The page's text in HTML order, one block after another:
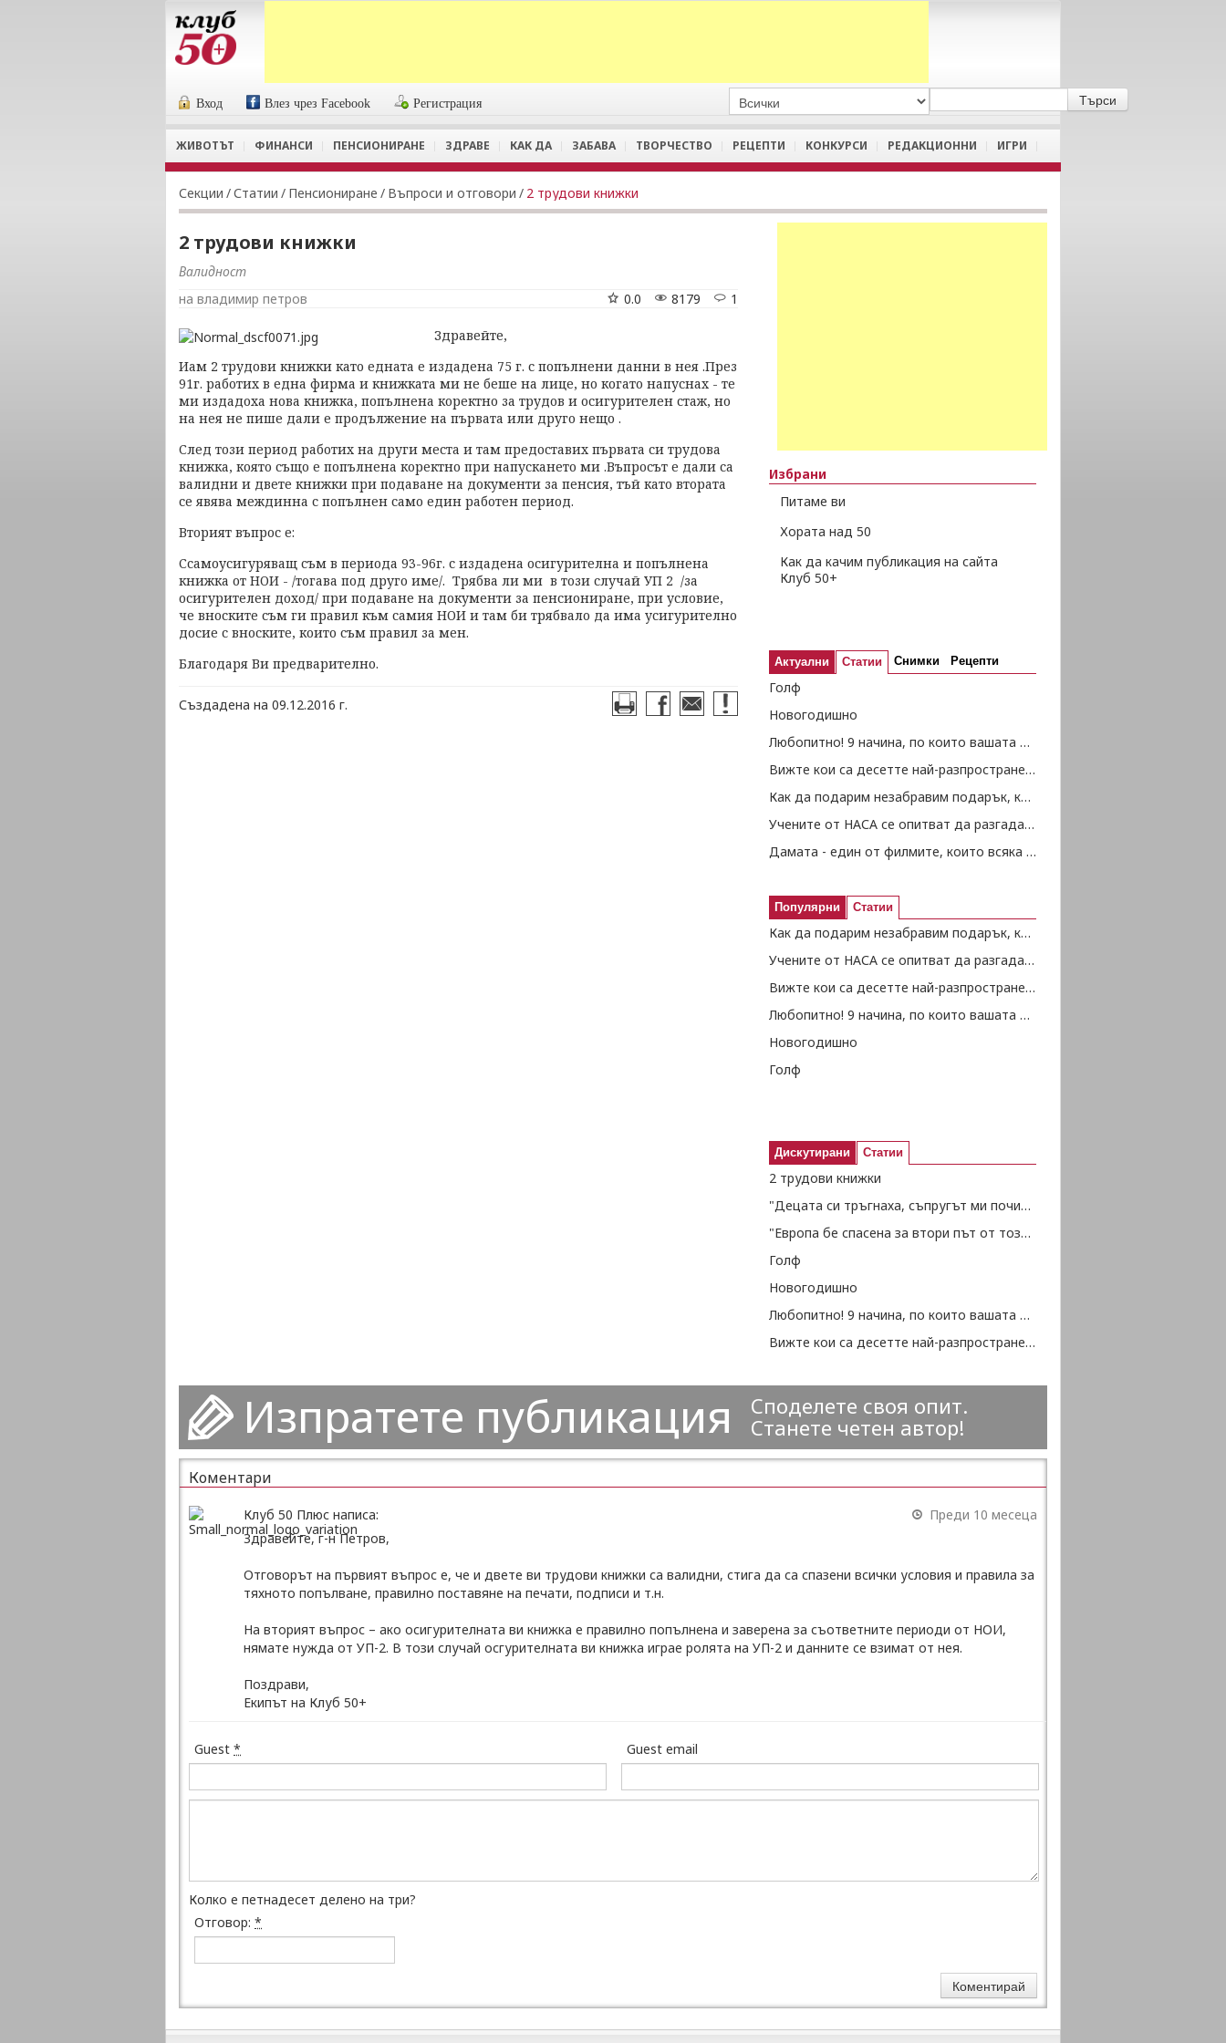
Вход Влез чрез Facebook Регистрация
ЖИВОТЪТ ФИНАНСИ ПЕНСИОНИРАНЕ ЗДРАВЕ КАК ДА ЗАБАВА ТВОРЧЕСТВО РЕЦЕПТИ КОНКУРСИ РЕДАКЦИОННИ ИГРИ
Секции /Статии / Пенсиониране / Въпроси и отговори / 2 трудови книжки
2 трудови книжки
Валидност
на владимир петров
1
8179
0.0
Здравейте,
Иам 2 трудови книжки като едната е издадена 75 г. с попълнени данни в нея .През
91г. работих в една фирма и книжката ми не беше на лице, но когато напуснах - те
ми издадоха нова книжка, попълнена коректно за трудов и осигурителен стаж, но
на нея не пише дали е продължение на първата или друго нещо .
След този период работих на други места и там предоставих първата си трудова
книжка, която също е попълнена коректно при напускането ми .Въпросът е дали са
валидни и двете книжки при подаване на документи за пенсия, тъй като втората
се явява междинна с попълнен само един работен период.
Вторият въпрос е:
Ссамоусигуряващ съм в периода 93-96г. с издадена осигурителна и попълнена
книжка от НОИ - /тогава под друго име/. Трябва ли ми в този случай УП 2 /за
осигурителен доход/ при подаване на документи за пенсиониране, при условие,
че вноските съм ги правил към самия НОИ и там би трябвало да има усигурително
досие с вноските, които съм правил за мен.
Благодаря Ви предварително.
Създадена на 09.12.2016 г.
Избрани
Питаме ви
Хората над 50
Как да качим публикация на сайта
Клуб 50+
Актуални Статии Снимки Рецепти
Голф
Новогодишно
Любопитно! 9 начина, по които вашата половинка влияе на вашето здраве (част 2)
Вижте кои са десетте най-разпространени езика в света (част 2)
Как да подарим незабравим подарък, който няма да ни струва нищо? Вижте някои идеи тук!
Учените от НАСА се опитват да разгадаят феномена „Дуранкулак“
Дамата - един от филмите, които всяка жена трябва да гледа
Популярни Статии
Как да подарим незабравим подарък, който няма да ни струва нищо? Вижте някои идеи тук!
Учените от НАСА се опитват да разгадаят феномена „Дуранкулак“
Вижте кои са десетте най-разпространени езика в света (част 2)
Любопитно! 9 начина, по които вашата половинка влияе на вашето здраве (част 2)
Новогодишно
Голф
Дискутирани Статии
2 трудови книжки
"Децата си тръгнаха, съпругът ми почина и къщата остана празна"
"Европа бе спасена за втори път от този малък народ" - Теодор Рузвелт
Голф
Новогодишно
Любопитно! 9 начина, по които вашата половинка влияе на вашето здраве (част 2)
Вижте кои са десетте най-разпространени езика в света (част 2)
Изпратете публикация
Споделете своя опит.
Станете четен автор!
Коментари
Клуб 50 Плюс написа:
Преди 10 месеца
Здравейте, г-н Петров,
Отговорът на първият въпрос е, че и двете ви трудови книжки са валидни, стига да са спазени всички условия и правила за
тяхното попълване, правилно поставяне на печати, подписи и т.н.
На вторият въпрос – ако осигурителната ви книжка е правилно попълнена и заверена за съответните периоди от НОИ,
нямате нужда от УП-2. В този случай осгурителната ви книжка играе ролята на УП-2 и данните се взимат от нея.
Поздрави,
Екипът на Клуб 50+
Guest * Guest email
Колко е петнадесет делено на три?
Отговор: *